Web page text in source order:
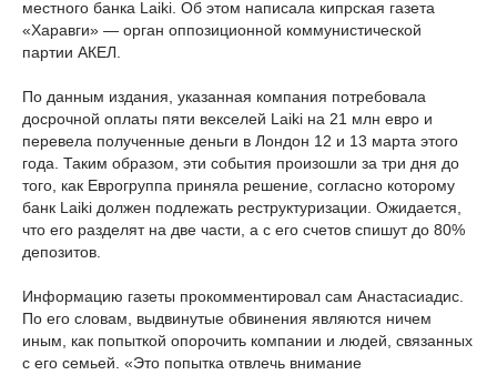
местного банка Laiki. Об этом написала кипрская газета
«Харавги» — орган оппозиционной коммунистической
партии АКЕЛ.
По данным издания, указанная компания потребовала
досрочной оплаты пяти векселей Laiki на 21 млн евро и
перевела полученные деньги в Лондон 12 и 13 марта этого
года. Таким образом, эти события произошли за три дня до
того, как Еврогруппа приняла решение, согласно которому
банк Laiki должен подлежать реструктуризации. Ожидается,
что его разделят на две части, а с его счетов спишут до 80%
депозитов.
Информацию газеты прокомментировал сам Анастасиадис.
По его словам, выдвинутые обвинения являются ничем
иным, как попыткой опорочить компании и людей, связанных
с его семьей. «Это попытка отвлечь внимание